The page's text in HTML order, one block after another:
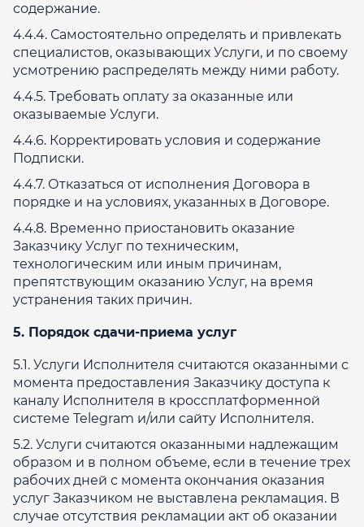
содержание.
4.4.4. Самостоятельно определять и привлекать
специалистов, оказывающих Услуги, и по своему
усмотрению распределять между ними работу.
4.4.5. Требовать оплату за оказанные или
оказываемые Услуги.
4.4.6. Корректировать условия и содержание
Подписки.
4.4.7. Отказаться от исполнения Договора в
порядке и на условиях, указанных в Договоре.
4.4.8. Временно приостановить оказание
Заказчику Услуг по техническим,
технологическим или иным причинам,
препятствующим оказанию Услуг, на время
устранения таких причин.
5. Порядок сдачи-приема услуг
5.1. Услуги Исполнителя считаются оказанными с
момента предоставления Заказчику доступа к
каналу Исполнителя в кроссплатформенной
системе Telegram и/или сайту Исполнителя.
5.2. Услуги считаются оказанными надлежащим
образом и в полном объеме, если в течение трех
рабочих дней с момента окончания оказания
услуг Заказчиком не выставлена рекламация. В
случае отсутствия рекламации акт об оказании